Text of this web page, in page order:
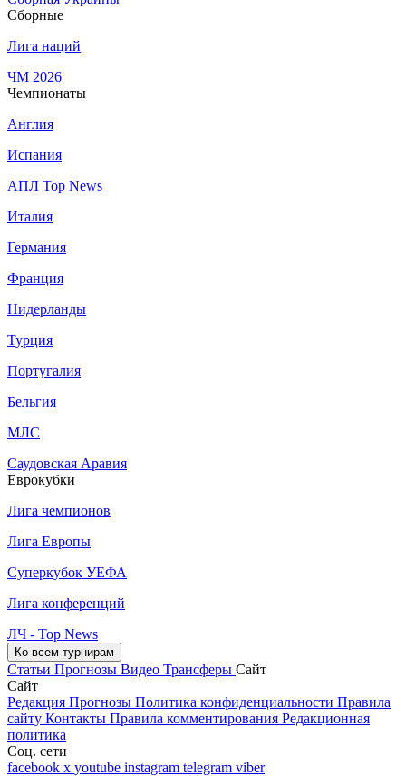
Сборные
Лига наций
ЧМ 2026
Чемпионаты
Англия
Испания
АПЛ Top News
Италия
Германия
Франция
Нидерланды
Турция
Португалия
Бельгия
МЛС
Саудовская Аравия
Еврокубки
Лига чемпионов
Лига Европы
Суперкубок УЕФА
Лига конференций
ЛЧ - Top News
Ко всем турнирам
Статьи Прогнозы Видео Трансферы Сайт
Сайт
Редакция Прогнозы Политика конфиденциальности Правила
сайту Контакты Правила комментирования Редакционная
политика
Соц. сети
facebook x youtube instagram telegram viber